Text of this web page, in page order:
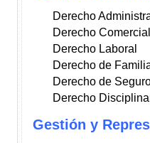
Derecho
Derecho Comercial
Derecho Laboral
Derecho de
Derecho de
Derecho
Gestión y